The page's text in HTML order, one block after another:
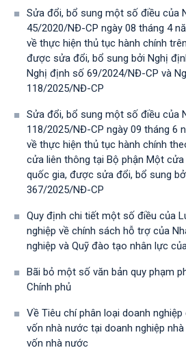
Sửa đổi, bổ sung một số điều của
45/2020/NĐ-CP ngày 08 tháng 4
về thực hiện thủ tục hành chính
được sửa đổi, bổ sung bởi Nghị
Nghị định số 69/2024/NĐ-CP và
118/2025/NĐ-СР
Sửa đổi, bổ sung một số điều của
118/2025/NĐ-CP ngày 09 tháng 6
về thực hiện thủ tục hành chính
cửa liên thông tại Bộ phận Một
quốc gia, được sửa đổi, bổ sung
367/2025/NĐ-СР
Quy định chi tiết một số điều của
nghiệp về chính sách hỗ trợ của
nghiệp và Quỹ đào tạo nhân lực
Bãi bỏ một số văn bản quy phạm
Chính phủ
Về Tiêu chí phân loại doanh
vốn nhà nước tại doanh nghiệp
vốn nhà nước